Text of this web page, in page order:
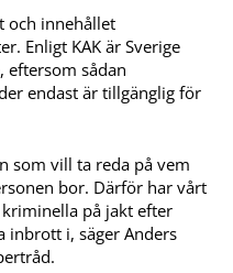
och innehållet
Enligt KAK är Sverige
eftersom sådan
endast är tillgänglig för
som vill ta reda på vem
bor. Därför har vårt
på jakt efter
inbrott i, säger Anders